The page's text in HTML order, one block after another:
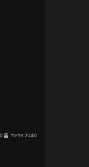
2040 צפיות